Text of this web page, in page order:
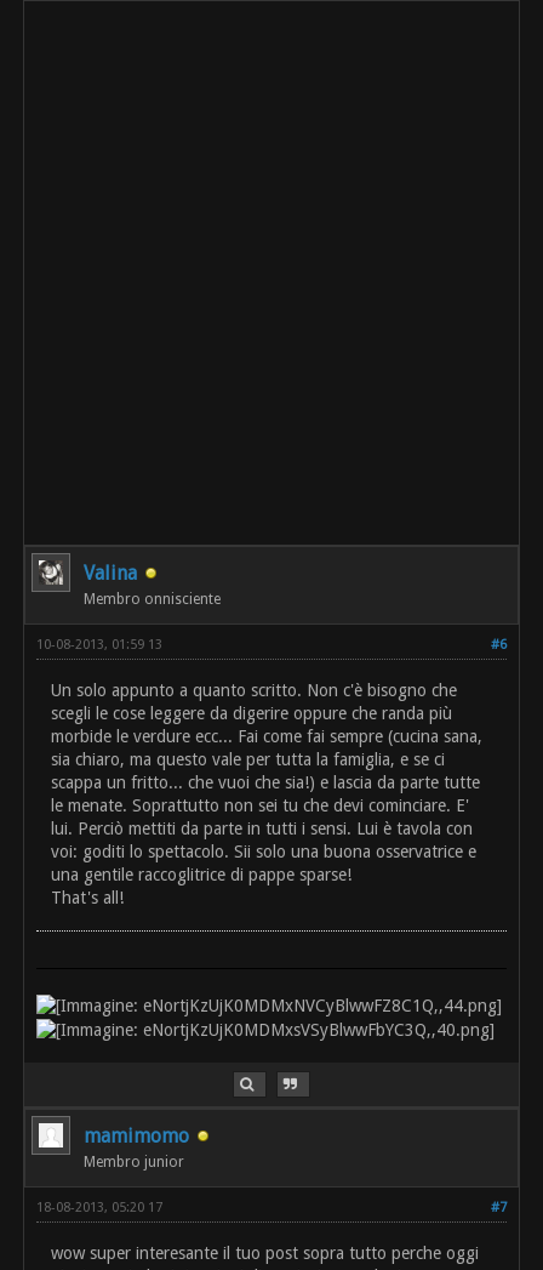
Valina
Membro onnisciente
#6
10-08-2013, 01:59 13
Un solo appunto a quanto scritto. Non c'è bisogno che
scegli le cose leggere da digerire oppure che randa più
morbide le verdure ecc... Fai come fai sempre (cucina sana,
sia chiaro, ma questo vale per tutta la famiglia, e se ci
scappa un fritto... che vuoi che sia!) e lascia da parte tutte
le menate. Soprattutto non sei tu che devi cominciare. E'
lui. Perciò mettiti da parte in tutti i sensi. Lui è tavola con
voi: goditi lo spettacolo. Sii solo una buona osservatrice e
una gentile raccoglitrice di pappe sparse!
That's all!
mamimomo
Membro junior
#7
18-08-2013, 05:20 17
wow super interesante il tuo post sopra tutto perche oggi